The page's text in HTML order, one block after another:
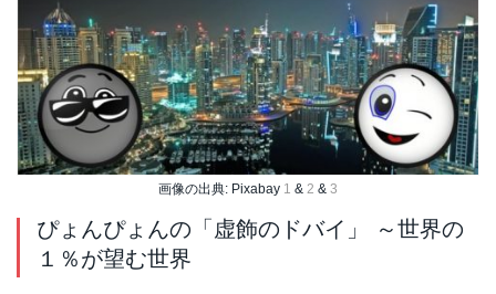
画像の出典: Pixabay 1 & 2 & 3
ぴょんぴょんの「虚飾のドバイ」 ～世界の
１％が望む世界